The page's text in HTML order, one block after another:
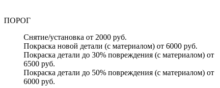
ПОРОГ
Снятие/установка от 2000 руб.
Покраска новой детали (с материалом) от 6000 руб.
Покраска детали до 30% повреждения (с материалом) от
6500 руб.
Покраска детали до 50% повреждения (с материалом) от
6000 руб.